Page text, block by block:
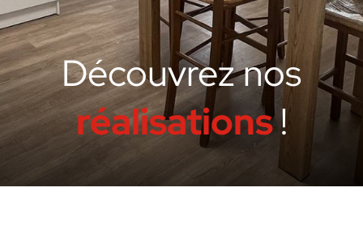
Découvrez nos
réalisations!